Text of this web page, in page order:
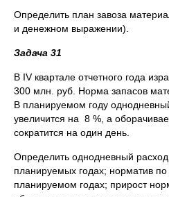
Определить план завоза
и денежном выражении).
Задача 31
B IV квартале отчетного года
300 млн. руб. Норма запасов
B планируемом году
увеличится на 8 %, a
сократится на один день.
Определить однодневный
планируемых годах; норматив
планируемом годах; прирост